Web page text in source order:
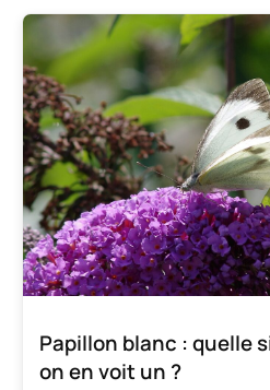
Papillon blanc : quelle
on en voit un ?